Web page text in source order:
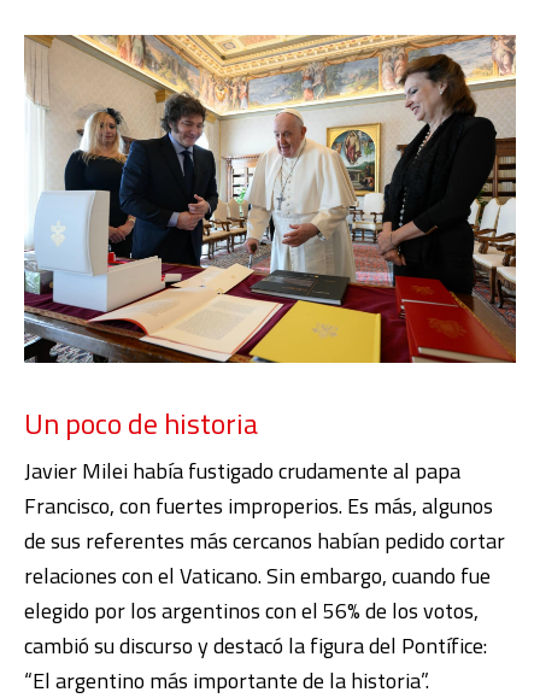
Un poco de historia
Javier Milei había fustigado crudamente al papa
Francisco, con fuertes improperios. Es más, algunos
de sus referentes más cercanos habían pedido cortar
relaciones con el Vaticano. Sin embargo, cuando fue
elegido por los argentinos con el 56% de los votos,
cambió su discurso y destacó la figura del Pontífice:
“El argentino más importante de la historia”.